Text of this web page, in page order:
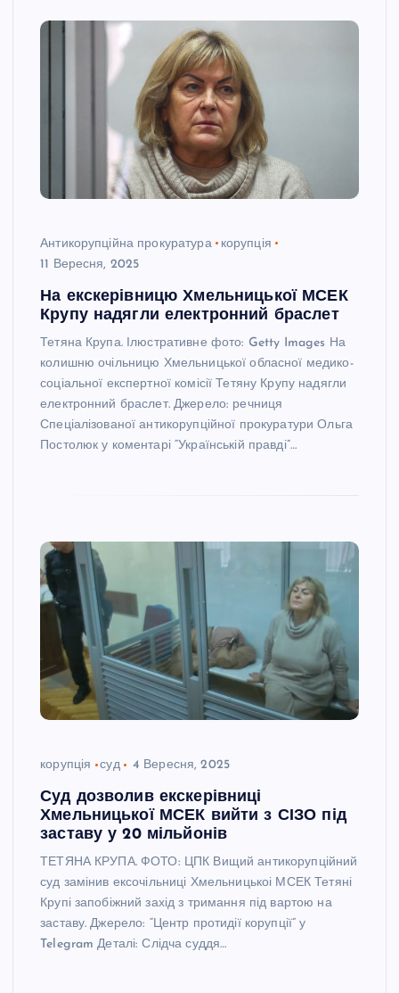
Антикорупційна прокуратура
корупція
11 Вересня, 2025
На екскерівницю Хмельницької МСЕК
Крупу надягли електронний браслет
Тетяна Крупа. Ілюстративне фото: Getty Images На
колишню очільницю Хмельницької обласної медико-
соціальної експертної комісії Тетяну Крупу надягли
електронний браслет. Джерело: речниця
Спеціалізованої антикорупційної прокуратури Ольга
Постолюк у коментарі “Українській правді”…
корупція суд 4 Вересня, 2025
Суд дозволив екскерівниці
Хмельницької МСЕК вийти з СІЗО під
заставу у 20 мільйонів
ТЕТЯНА КРУПА. ФОТО: ЦПК Вищий антикорупційний
суд замінив ексочільниці Хмельницькоі МСЕК Тетяні
Крупі запобіжний захід з тримання під вартою на
заставу. Джерело: “Центр протидії корупції” у
Telegram Деталі: Слідча суддя…